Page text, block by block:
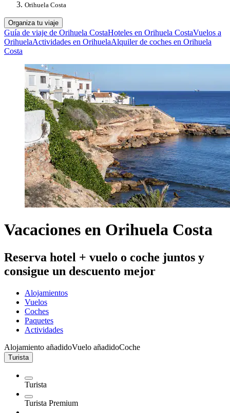
Orihuela Costa
Organiza tu viaje
Guía de viaje de Orihuela CostaHoteles en Orihuela CostaVuelos a
OrihuelaActividades en OrihuelaAlquiler de coches en Orihuela
Costa
Vacaciones en Orihuela Costa
Reserva hotel + vuelo o coche juntos y
consigue un descuento mejor
Alojamientos
Vuelos
Coches
Paquetes
Actividades
Alojamiento añadidoVuelo añadidoCoche
Turista
Turista
Turista Premium